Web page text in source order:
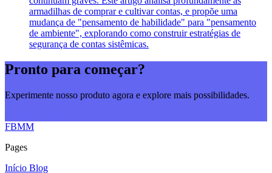
armadilhas de comprar e cultivar contas, e propõe uma
mudança de "pensamento de habilidade" para "pensamento
de ambiente", explorando como construir estratégias de
segurança de contas sistêmicas.
Pronto para começar?
Experimente nosso produto agora e explore mais possibilidades.
FBMM
Pages
Início Blog